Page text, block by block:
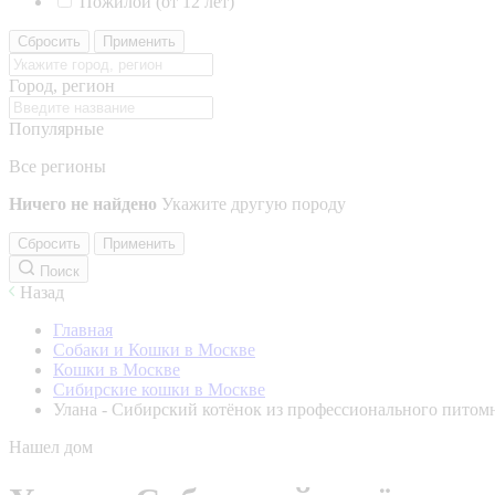
Сбросить Применить
Город, регион
Популярные
Все регионы
Ничего не найдено Укажите другую породу
Сбросить
Применить
Поиск
Назад
Главная
Собаки и Кошки в Москве
Кошки в Москве
Сибирские кошки в Москве
Улана - Сибирский котёнок из профессионального
Нашел дом